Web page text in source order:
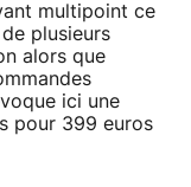
multipoint ce
plusieurs
alors que
ici une
pour 399 euros